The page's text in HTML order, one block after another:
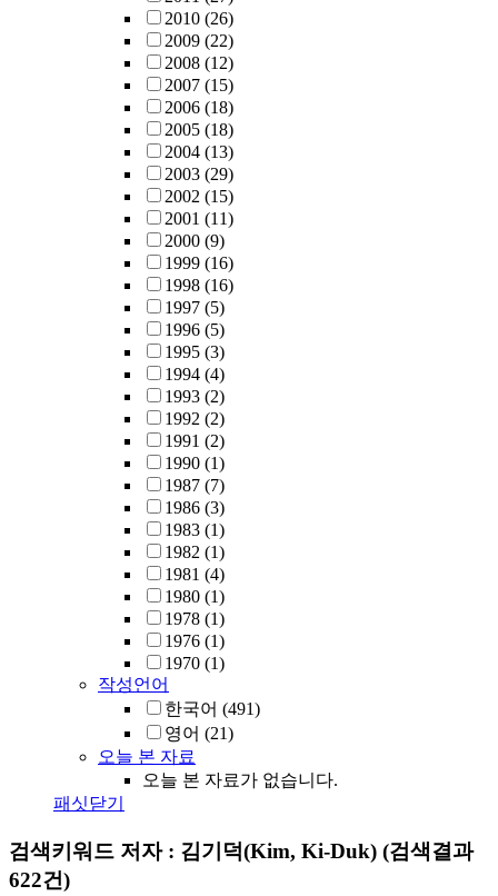
2010 (26)
2009 (22)
2008 (12)
2007 (15)
2006 (18)
2005 (18)
2004 (13)
2003 (29)
2002 (15)
2001 (11)
2000 (9)
1999 (16)
1998 (16)
1997 (5)
1996 (5)
1995 (3)
1994 (4)
1993 (2)
1992 (2)
1991 (2)
1990 (1)
1987 (7)
1986 (3)
1983 (1)
1982 (1)
1981 (4)
1980 (1)
1978 (1)
1976 (1)
1970 (1)
작성언어
한국어 (491)
영어 (21)
오늘 본 자료
오늘 본 자료가 없습니다.
패싯닫기
검색키워드 저자 : 김기덕(Kim, Ki-Duk) (검색결과
622건)